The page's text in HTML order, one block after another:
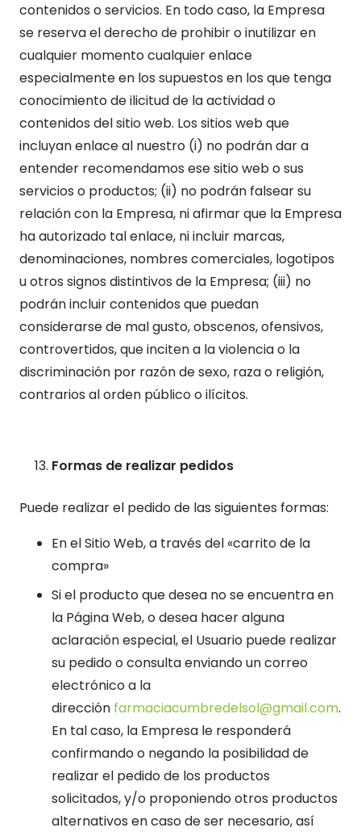
contenidos o servicios. En todo caso, la Empresa
se reserva el derecho de prohibir o inutilizar en
cualquier momento cualquier enlace
especialmente en los supuestos en los que tenga
conocimiento de ilicitud de la actividad o
contenidos del sitio web. Los sitios web que
incluyan enlace al nuestro (i) no podrán dar a
entender recomendamos ese sitio web o sus
servicios o productos; (ii) no podrán falsear su
relación con la Empresa, ni afirmar que la Empresa
ha autorizado tal enlace, ni incluir marcas,
denominaciones, nombres comerciales, logotipos
u otros signos distintivos de la Empresa; (iii) no
podrán incluir contenidos que puedan
considerarse de mal gusto, obscenos, ofensivos,
controvertidos, que inciten a la violencia o la
discriminación por razón de sexo, raza o religión,
contrarios al orden público o ilícitos.
Formas de realizar pedidos
Puede realizar el pedido de las siguientes formas:
En el Sitio Web, a través del «carrito de la
compra»
Si el producto que desea no se encuentra en
la Página Web, o desea hacer alguna
aclaración especial, el Usuario puede realizar
su pedido o consulta enviando un correo
electrónico a la
dirección farmaciacumbredelsol@gmail.com.
En tal caso, la Empresa le responderá
confirmando o negando la posibilidad de
realizar el pedido de los productos
solicitados, y/o proponiendo otros productos
alternativos en caso de ser necesario, así